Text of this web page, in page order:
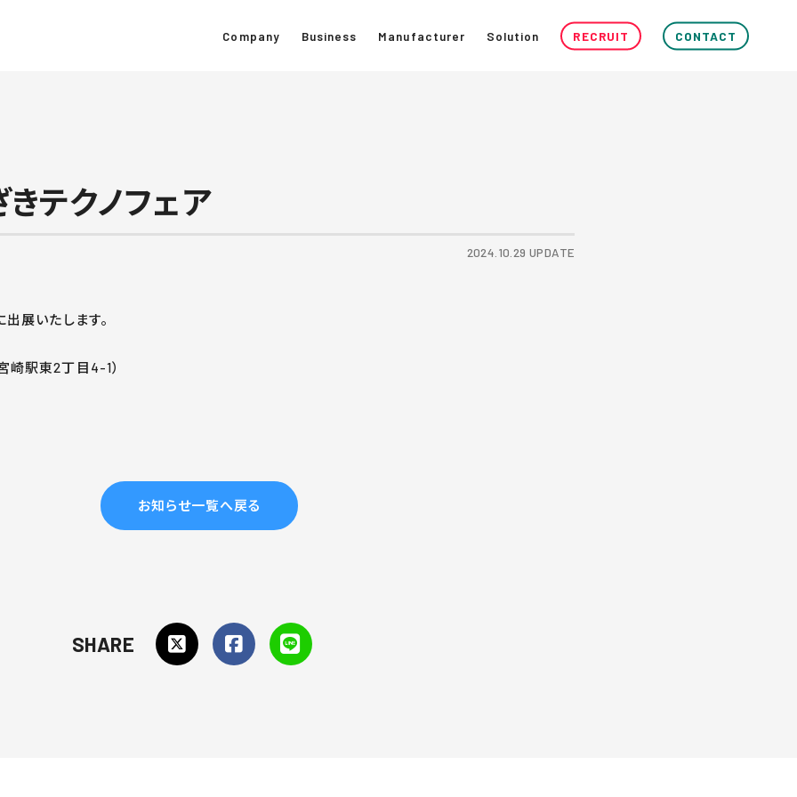
Company Business Manufacturer Solution RECRUIT CONTACT
テクノフェア
2024.10.29 UPDATE
展いたします。
崎駅東2丁目4-1）
お知らせ一覧へ戻る
SHARE